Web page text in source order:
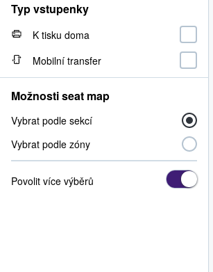
Typ vstupenky
K tisku doma
Mobilní transfer
Možnosti seat map
Vybrat podle sekcí
Vybrat podle zóny
Povolit více výběrů